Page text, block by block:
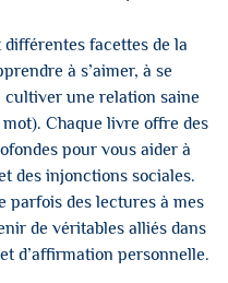
facettes de la
à s’aimer, à se
cultiver une relation saine
Chaque livre offre des
pour vous aider à
des injonctions sociales.
parfois des lectures à mes
de véritables alliés dans
d’affirmation personnelle.